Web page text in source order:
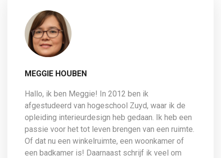
MEGGIE HOUBEN
Hallo, ik ben Meggie! In 2012 ben ik
afgestudeerd van hogeschool Zuyd, waar ik de
opleiding interieurdesign heb gedaan. Ik heb een
passie voor het tot leven brengen van een ruimte.
Of dat nu een winkelruimte, een woonkamer of
een badkamer is! Daarnaast schrijf ik veel om